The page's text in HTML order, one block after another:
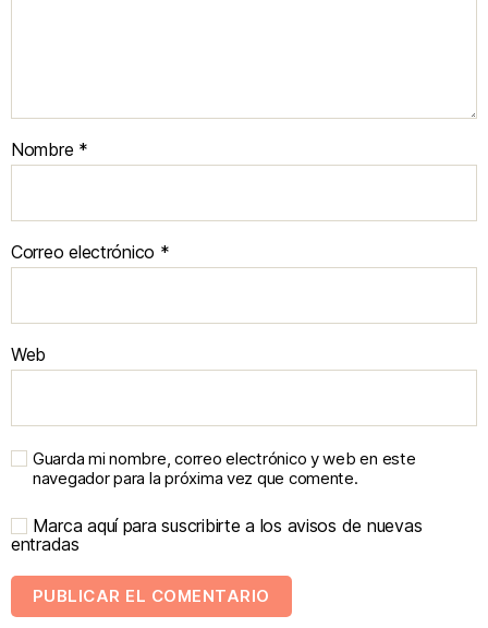
Nombre *
Correo electrónico *
Web
Guarda mi nombre, correo electrónico y web en este
navegador para la próxima vez que comente.
Marca aquí para suscribirte a los avisos de nuevas
entradas